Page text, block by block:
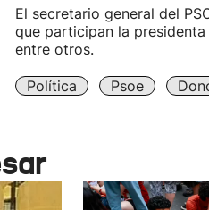
El secretario general del
que participan la
entre otros.
Política Psoe